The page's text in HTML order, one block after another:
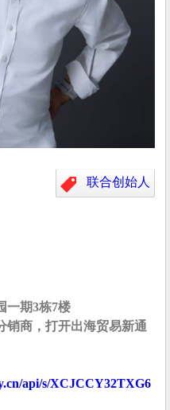
联合创始人
一期3栋7楼
销商，打开出海贸易新通
api/s/XCJCCY32TXG6